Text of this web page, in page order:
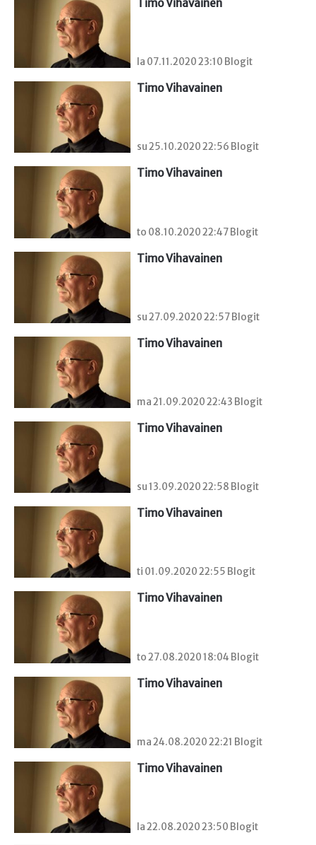
Timo Vihavainen
la 07.11.2020 23:10 Blogit
Timo Vihavainen
su 25.10.2020 22:56 Blogit
Timo Vihavainen
to 08.10.2020 22:47 Blogit
Timo Vihavainen
su 27.09.2020 22:57 Blogit
Timo Vihavainen
ma 21.09.2020 22:43 Blogit
Timo Vihavainen
su 13.09.2020 22:58 Blogit
Timo Vihavainen
ti 01.09.2020 22:55 Blogit
Timo Vihavainen
to 27.08.2020 18:04 Blogit
Timo Vihavainen
ma 24.08.2020 22:21 Blogit
Timo Vihavainen
la 22.08.2020 23:50 Blogit